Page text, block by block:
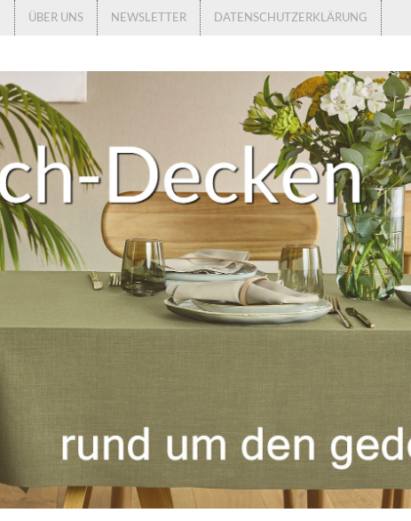
ÜBER UNS NEWSLETTER DATENSCHUTZERKLÄRUNG